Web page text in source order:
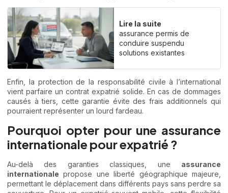
Lire la suite
assurance permis de
conduire suspendu
solutions existantes
Enfin, la protection de la responsabilité civile à l’international
vient parfaire un contrat expatrié solide. En cas de dommages
causés à tiers, cette garantie évite des frais additionnels qui
pourraient représenter un lourd fardeau.
Pourquoi opter pour une assurance
internationale pour expatrié ?
Au-delà des garanties classiques, une assurance
internationale propose une liberté géographique majeure,
permettant le déplacement dans différents pays sans perdre sa